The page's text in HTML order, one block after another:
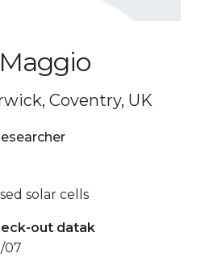
Coventry, UK
solar cells
out datak
07